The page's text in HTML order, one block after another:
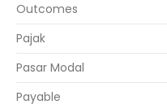
Outcomes
Pajak
Pasar Modal
Payable